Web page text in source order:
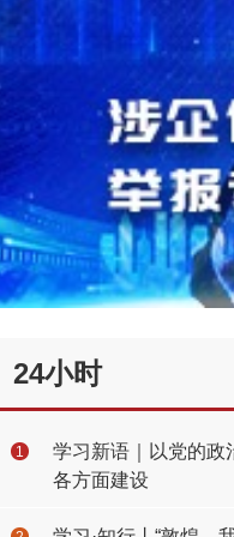
24小时
1
学习新语｜以党的政
各方面建设